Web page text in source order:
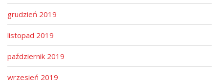
grudzień 2019
listopad 2019
październik 2019
wrzesień 2019